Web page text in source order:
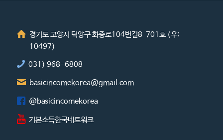
경기도 고양시 덕양구 화중로104번길8 701호 (우:
10497)
031) 968-6808
basicincomekorea@gmail.com
@basicincomekorea
기본소득한국네트워크